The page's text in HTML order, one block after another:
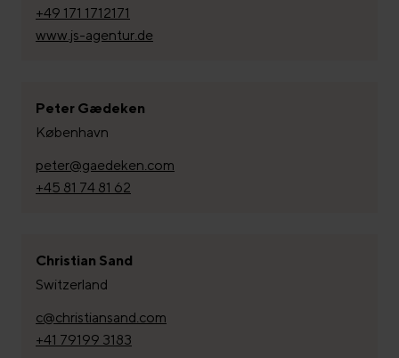
+49 171 1712171
www.js-agentur.de
Peter Gædeken
København
peter@gaedeken.com
+45 81 74 81 62
Christian Sand
Switzerland
c@christiansand.com
+41 79199 3183